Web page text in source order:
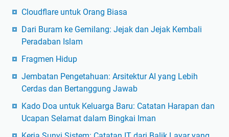
Cloudflare untuk Orang Biasa
Dari Buram ke Gemilang: Jejak dan Jejak Kembali
Peradaban Islam
Fragmen Hidup
Jembatan Pengetahuan: Arsitektur AI yang Lebih
Cerdas dan Bertanggung Jawab
Kado Doa untuk Keluarga Baru: Catatan Harapan dan
Ucapan Selamat dalam Bingkai Iman